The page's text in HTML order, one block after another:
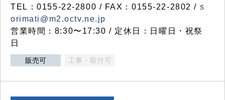
TEL：0155-22-2800 / FAX：0155-22-2802 / s
orimati@m2.octv.ne.jp
営業時間：8:30〜17:30 / 定休日：日曜日・祝祭
日
販売可 工事・取付可